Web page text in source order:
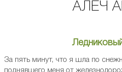
АЛЕЧ
За пять минут, что я шла по
поднявшего меня от